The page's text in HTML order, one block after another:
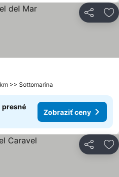
Zdieľať
>> Sottomarina
presné
Zobraziť ceny
Zdieľať